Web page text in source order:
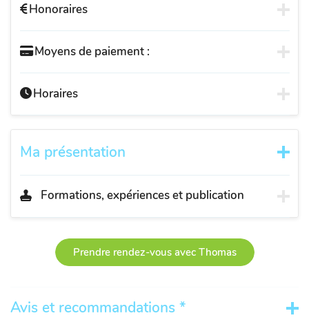
Honoraires
Moyens de paiement :
Horaires
Ma présentation
Formations, expériences et publication
Prendre rendez-vous avec Thomas
Avis et recommandations *